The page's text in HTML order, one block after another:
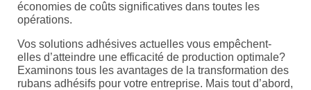
économies de coûts significatives dans toutes les
opérations.
Vos solutions adhésives actuelles vous empêchent-
elles d’atteindre une efficacité de production optimale?
Examinons tous les avantages de la transformation des
rubans adhésifs pour votre entreprise. Mais tout d’abord,